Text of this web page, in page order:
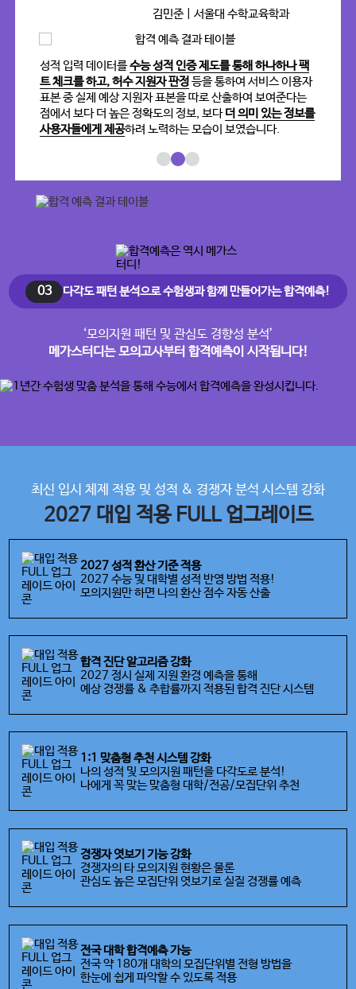
김민준 | 서울대 수학교육학과
성적 입력 데이터를수능 성적 인증 제도를 통해 하나하나 팩
트 체크를 하고, 허수 지원자 판정등을 통하여 서비스 이용자
표본 중 실제 예상 지원자 표본을 따로 산출하여 보여준다는
점에서 보다 더 높은 정확도의 정보, 보다더 의미 있는 정보를
사용자들에게 제공하려 노력하는 모습이 보였습니다.
03 다각도 패턴 분석으로 수험생과 함께 만들어가는 합격예측!
‘모의지원 패턴 및 관심도 경향성 분석’
메가스터디는 모의고사부터 합격예측이 시작됩니다!
최신 입시 체제 적용 및 성적 & 경쟁자 분석 시스템 강화
2027 대입 적용 FULL 업그레이드
2027 성적 환산 기준 적용
2027 수능 및 대학별 성적 반영 방법 적용!
모의지원만 하면 나의 환산 점수 자동 산출
합격 진단 알고리즘 강화
2027 정시 실제 지원 환경 예측을 통해
예상 경쟁률 & 추합률까지 적용된 합격 진단 시스템
1:1 맞춤형 추천 시스템 강화
나의 성적 및 모의지원 패턴을 다각도로 분석!
나에게 꼭 맞는 맞춤형 대학/전공/모집단위 추천
경쟁자 엿보기 기능 강화
경쟁자의 타 모의지원 현황은 물론
관심도 높은 모집단위 엿보기로 실질 경쟁률 예측
전국 대학 합격예측 가능
전국 약 180개 대학의 모집단위별 전형 방법을
한눈에 쉽게 파악할 수 있도록 적용